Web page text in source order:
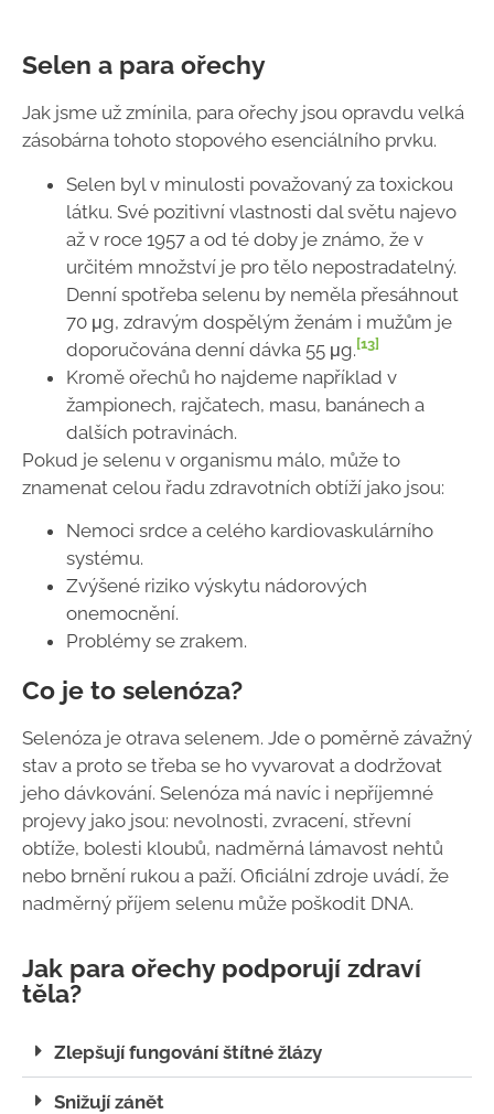
Selen a para ořechy
Jak jsme už zmínila, para ořechy jsou opravdu velká
zásobárna tohoto stopového esenciálního prvku.
Selen byl v minulosti považovaný za toxickou
látku. Své pozitivní vlastnosti dal světu najevo
až v roce 1957 a od té doby je známo, že v
určitém množství je pro tělo nepostradatelný.
Denní spotřeba selenu by neměla přesáhnout
70 μg, zdravým dospělým ženám i mužům je
doporučována denní dávka 55 μg. [13]
Kromě ořechů ho najdeme například v
žampionech, rajčatech, masu, banánech a
dalších potravinách.
Pokud je selenu v organismu málo, může to
znamenat celou řadu zdravotních obtíží jako jsou:
Nemoci srdce a celého kardiovaskulárního
systému.
Zvýšené riziko výskytu nádorových
onemocnění.
Problémy se zrakem.
Co je to selenóza?
Selenóza je otrava selenem. Jde o poměrně závažný
stav a proto se třeba se ho vyvarovat a dodržovat
jeho dávkování. Selenóza má navíc i nepříjemné
projevy jako jsou: nevolnosti, zvracení, střevní
obtíže, bolesti kloubů, nadměrná lámavost nehtů
nebo brnění rukou a paží. Oficiální zdroje uvádí, že
nadměrný příjem selenu může poškodit DNA.
Jak para ořechy podporují zdraví
těla?
Zlepšují fungování štítné žlázy
Snižují zánět